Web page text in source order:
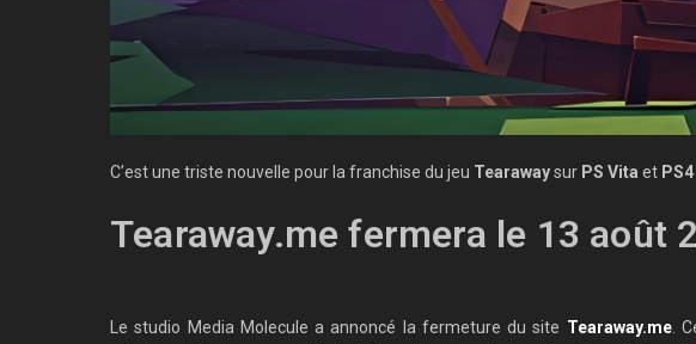
C’est une triste nouvelle pour la franchise du jeu Tearawaysur PS Vita et PS4
Tearaway.me fermera le 13 août
Le studio Media Molecule a annoncé la fermeture du site Tearaway.me.